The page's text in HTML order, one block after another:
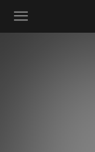
Instinkt